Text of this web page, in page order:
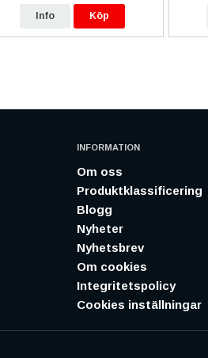
Info Köp
INFORMATION
Om oss
Produktklassificering
Blogg
Nyheter
Nyhetsbrev
Om cookies
Integritetspolicy
Cookies inställningar